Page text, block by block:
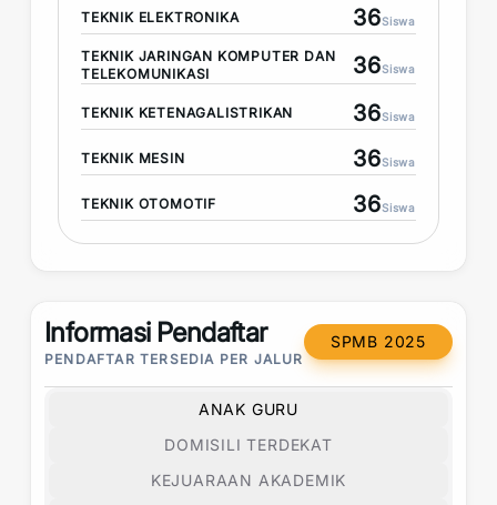
TEKNIK ELEKTRONIKA 36Siswa
TEKNIK JARINGAN KOMPUTER DAN
TELEKOMUNIKASI
36Siswa
TEKNIK KETENAGALISTRIKAN 36Siswa
TEKNIK MESIN 36Siswa
TEKNIK OTOMOTIF 36Siswa
Informasi Pendaftar
PENDAFTAR TERSEDIA PER JALUR
SPMB 2025
ANAK GURU
DOMISILI TERDEKAT
KEJUARAAN AKADEMIK